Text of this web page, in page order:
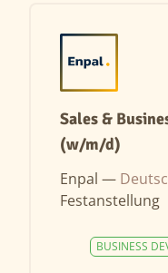
Sales &
(w/m/d)
Enpal —
Festanstellung
BUSINESS